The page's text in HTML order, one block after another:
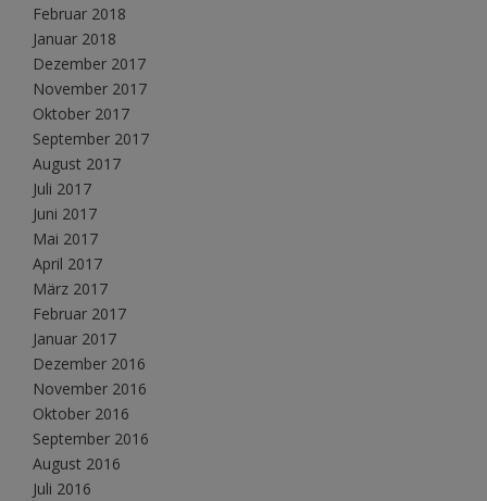
Februar 2018
Januar 2018
Dezember 2017
November 2017
Oktober 2017
September 2017
August 2017
Juli 2017
Juni 2017
Mai 2017
April 2017
März 2017
Februar 2017
Januar 2017
Dezember 2016
November 2016
Oktober 2016
September 2016
August 2016
Juli 2016